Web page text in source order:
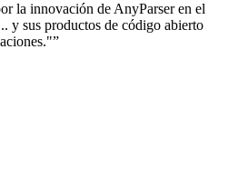
la innovación de AnyParser en el
y sus productos de código abierto
”